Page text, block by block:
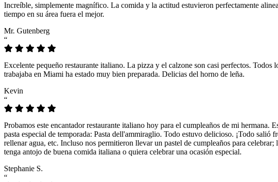
Increíble, simplemente magnífico. La comida y la actitud estuvieron perfectamente
tiempo en su área fuera el mejor.
Mr. Gutenberg
“
Excelente pequeño restaurante italiano. La pizza y el calzone son casi perfectos.
trabajaba en Miami ha estado muy bien preparada. Delicias del horno de leña.
Kevin
“
Probamos este encantador restaurante italiano hoy para el cumpleaños de mi
pasta especial de temporada: Pasta dell'ammiraglio. Todo estuvo delicioso. ¡Todo
rellenar agua, etc. Incluso nos permitieron llevar un pastel de cumpleaños para
tenga antojo de buena comida italiana o quiera celebrar una ocasión especial.
Stephanie S.
“